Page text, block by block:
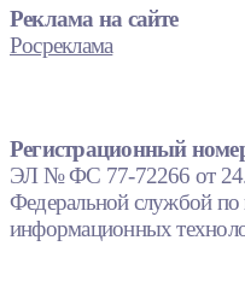
Реклама на сайте
Росреклама
Регистрационный
ЭЛ № ФС 77-72266 от
Федеральной службой по
информационных